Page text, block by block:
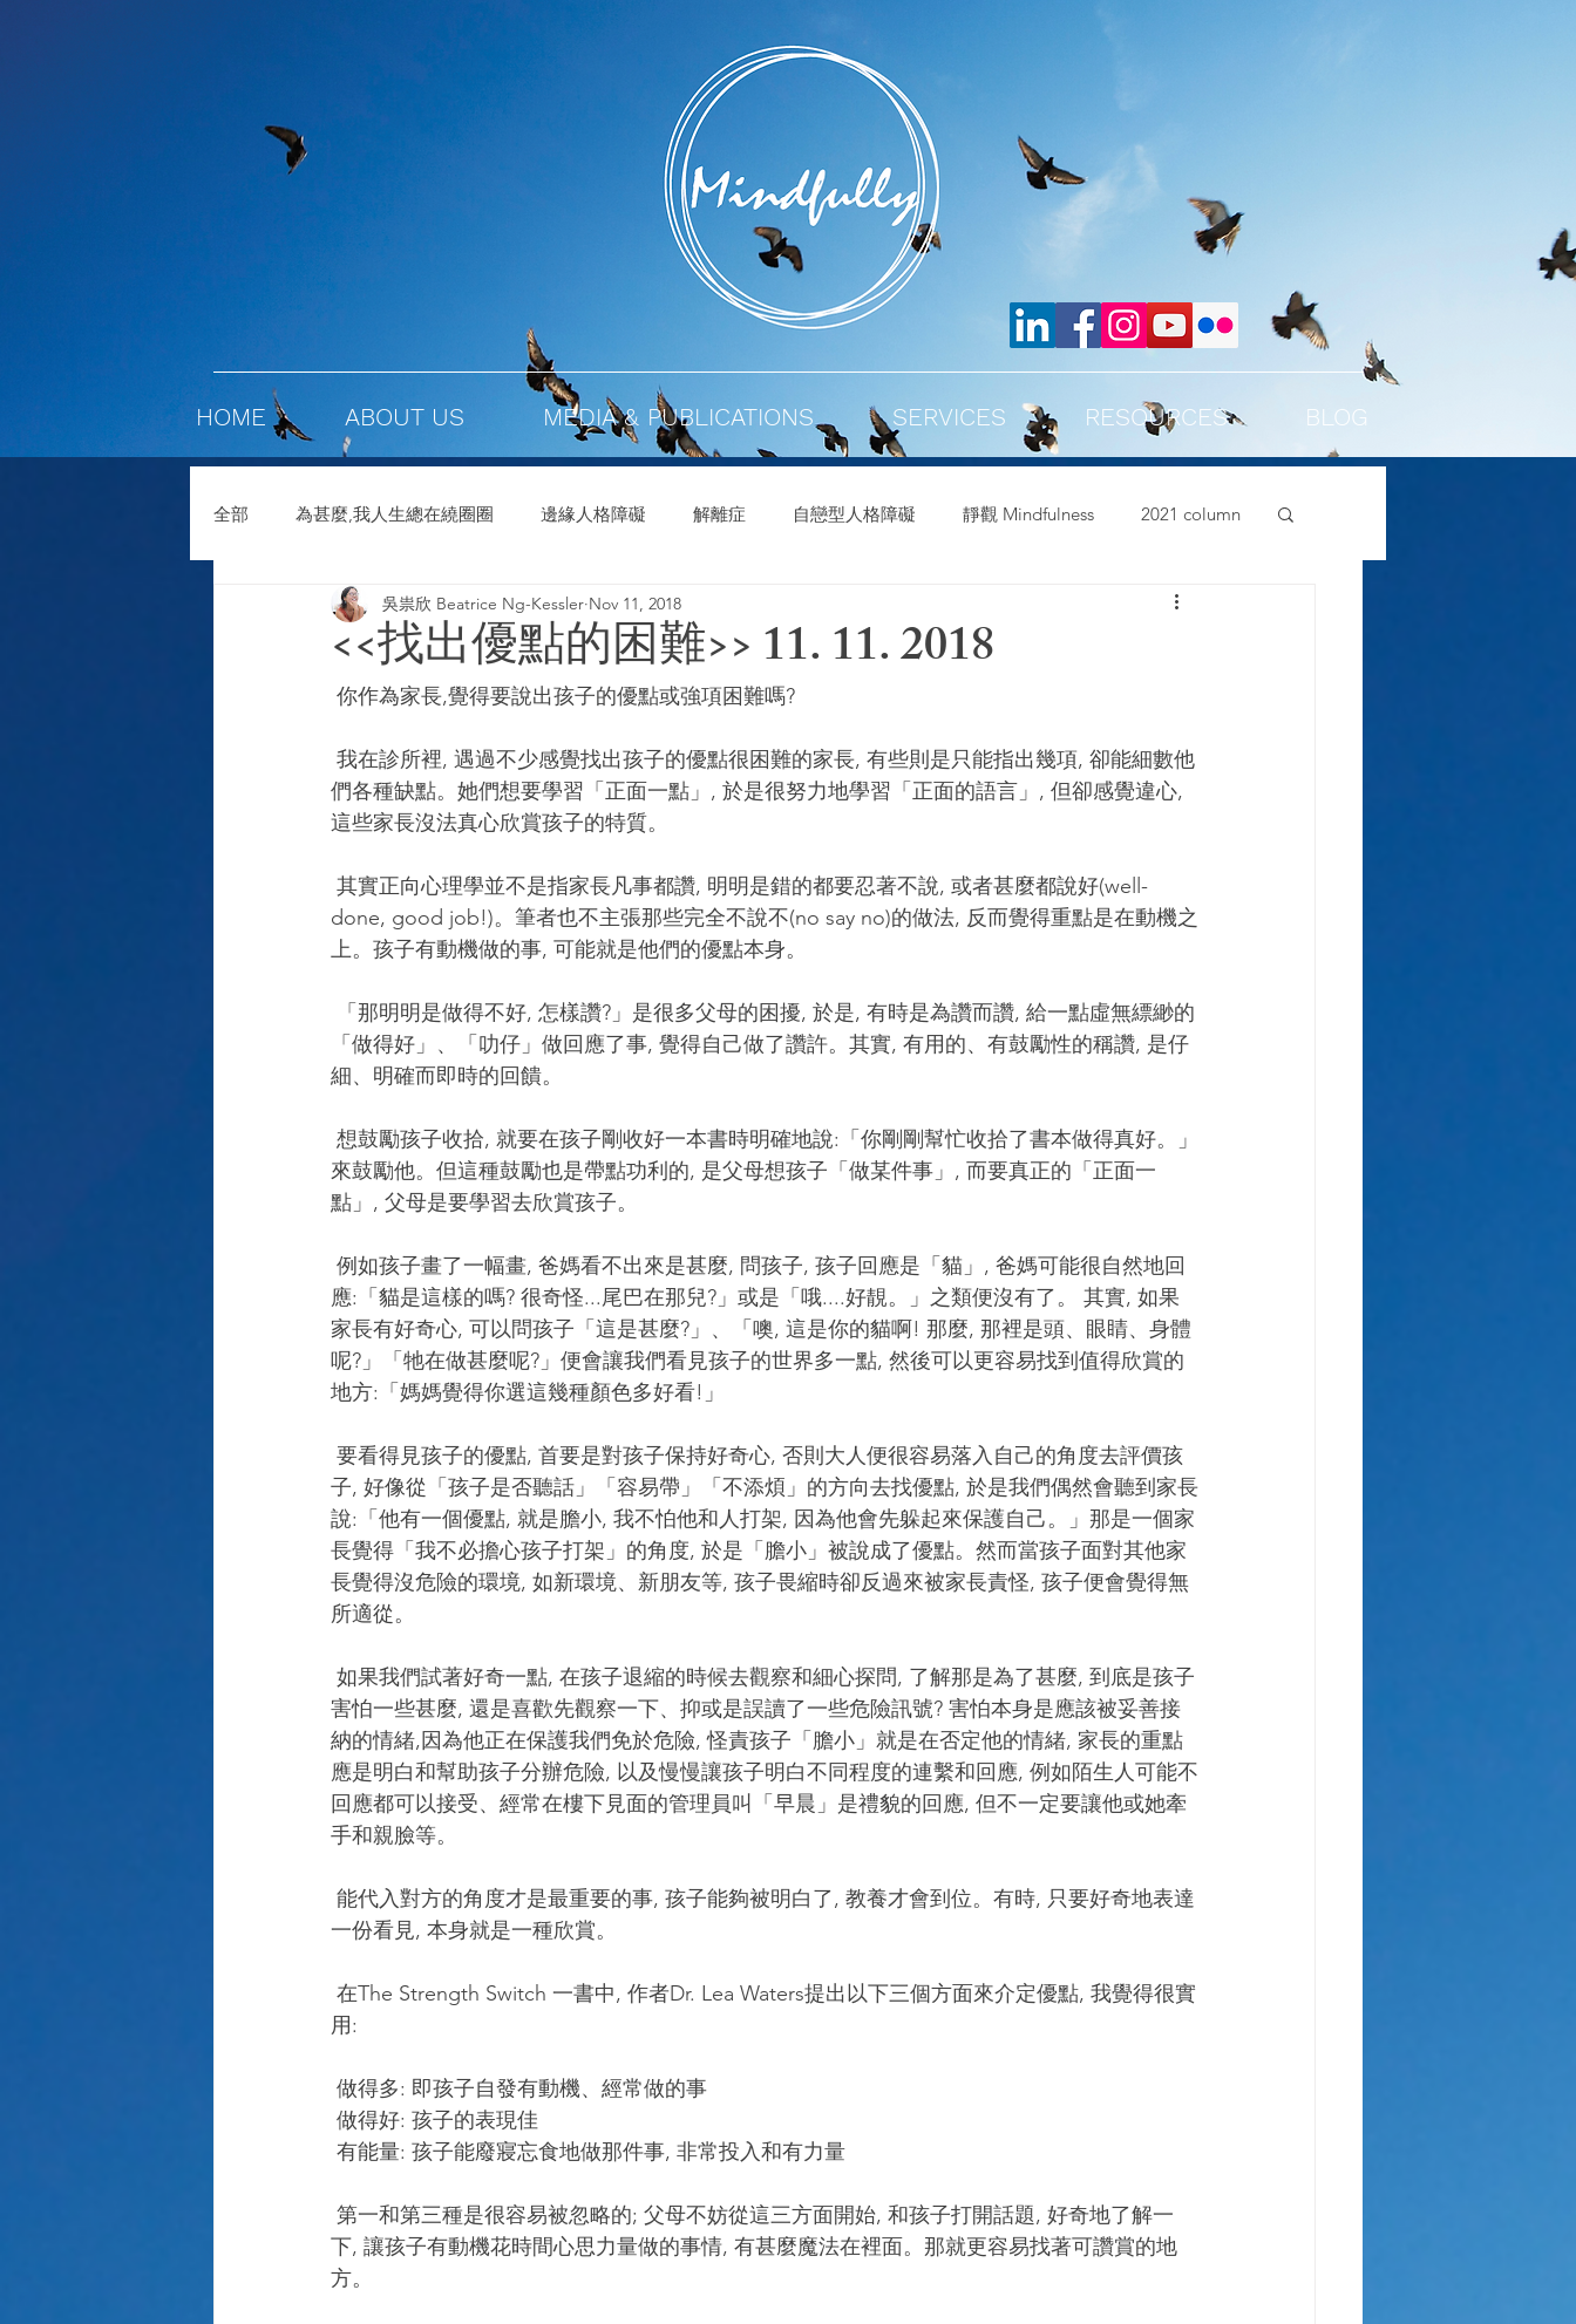
HOME ABOUT US MEDIA & PUBLICATIONS SERVICES RESOURCES BLOG
全部 為甚麼,我人生總在繞圈圈 邊緣人格障礙 解離症 自戀型人格障礙 靜觀 Mindfulness 2021 column
2020 column 2019 column 2018 column
<<找出優點的困難>> 11. 11. 2018
吳祟欣 Beatrice Ng-Kessler Nov 11, 2018
你作為家長,覺得要說出孩子的優點或強項困難嗎?
們各種缺點。她們想要學習「正面一點」, 於是很努力地學習「正面的語言」, 但卻感覺違心,
這些家長沒法真心欣賞孩子的特質。
done, good job!)。筆者也不主張那些完全不說不(no say no)的做法, 反而覺得重點是在動機之
上。孩子有動機做的事, 可能就是他們的優點本身。
「做得好」、「叻仔」做回應了事, 覺得自己做了讚許。其實, 有用的、有鼓勵性的稱讚, 是仔
細、明確而即時的回饋。
來鼓勵他。但這種鼓勵也是帶點功利的, 是父母想孩子「做某件事」, 而要真正的「正面一
點」, 父母是要學習去欣賞孩子。
應:「貓是這樣的嗎? 很奇怪...尾巴在那兒?」或是「哦....好靚。」之類便沒有了。 其實, 如果
家長有好奇心, 可以問孩子「這是甚麼?」、「噢, 這是你的貓啊! 那麼, 那裡是頭、眼睛、身體
呢?」「牠在做甚麼呢?」便會讓我們看見孩子的世界多一點, 然後可以更容易找到值得欣賞的
地方:「媽媽覺得你選這幾種顏色多好看!」
子, 好像從「孩子是否聽話」「容易帶」「不添煩」的方向去找優點, 於是我們偶然會聽到家長
說:「他有一個優點, 就是膽小, 我不怕他和人打架, 因為他會先躲起來保護自己。」那是一個家
長覺得「我不必擔心孩子打架」的角度, 於是「膽小」被說成了優點。然而當孩子面對其他家
長覺得沒危險的環境, 如新環境、新朋友等, 孩子畏縮時卻反過來被家長責怪, 孩子便會覺得無
所適從。
害怕一些甚麼, 還是喜歡先觀察一下、抑或是誤讀了一些危險訊號? 害怕本身是應該被妥善接
納的情緒,因為他正在保護我們免於危險, 怪責孩子「膽小」就是在否定他的情緒, 家長的重點
應是明白和幫助孩子分辦危險, 以及慢慢讓孩子明白不同程度的連繫和回應, 例如陌生人可能不
回應都可以接受、經常在樓下見面的管理員叫「早晨」是禮貌的回應, 但不一定要讓他或她牽
手和親臉等。
一份看見, 本身就是一種欣賞。
用:
做得多: 即孩子自發有動機、經常做的事
做得好: 孩子的表現佳
有能量: 孩子能廢寢忘食地做那件事, 非常投入和有力量
下, 讓孩子有動機花時間心思力量做的事情, 有甚麼魔法在裡面。那就更容易找著可讚賞的地
方。